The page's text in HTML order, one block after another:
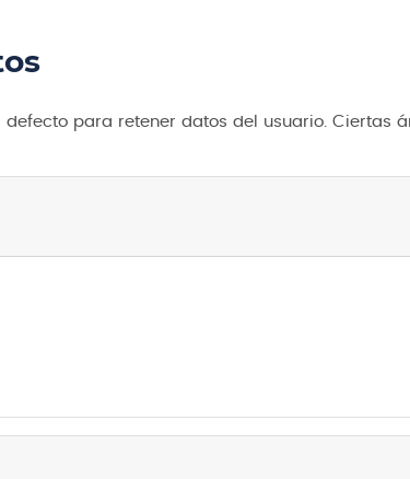
para retener datos del usuario. Ciertas